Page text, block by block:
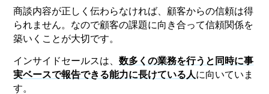
商談内容が正しく伝わらなければ、顧客からの信頼は得
られません。なので顧客の課題に向き合って信頼関係を
築いくことが大切です。
インサイドセールスは、数多くの業務を行うと同時に事
実ベースで報告できる能力に長けている人に向いていま
す。